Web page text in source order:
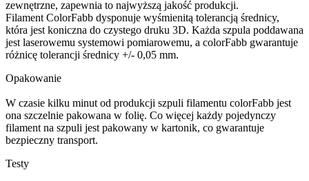
zewnętrzne, zapewnia to najwyższą jakość produkcji.
Filament ColorFabb dysponuje wyśmienitą tolerancją średnicy,
która jest koniczna do czystego druku 3D. Każda szpula poddawana
jest laserowemu systemowi pomiarowemu, a colorFabb gwarantuje
różnicę tolerancji średnicy +/- 0,05 mm.
Opakowanie
W czasie kilku minut od produkcji szpuli filamentu colorFabb jest
ona szczelnie pakowana w folię. Co więcej każdy pojedynczy
filament na szpuli jest pakowany w kartonik, co gwarantuje
bezpieczny transport.
Testy